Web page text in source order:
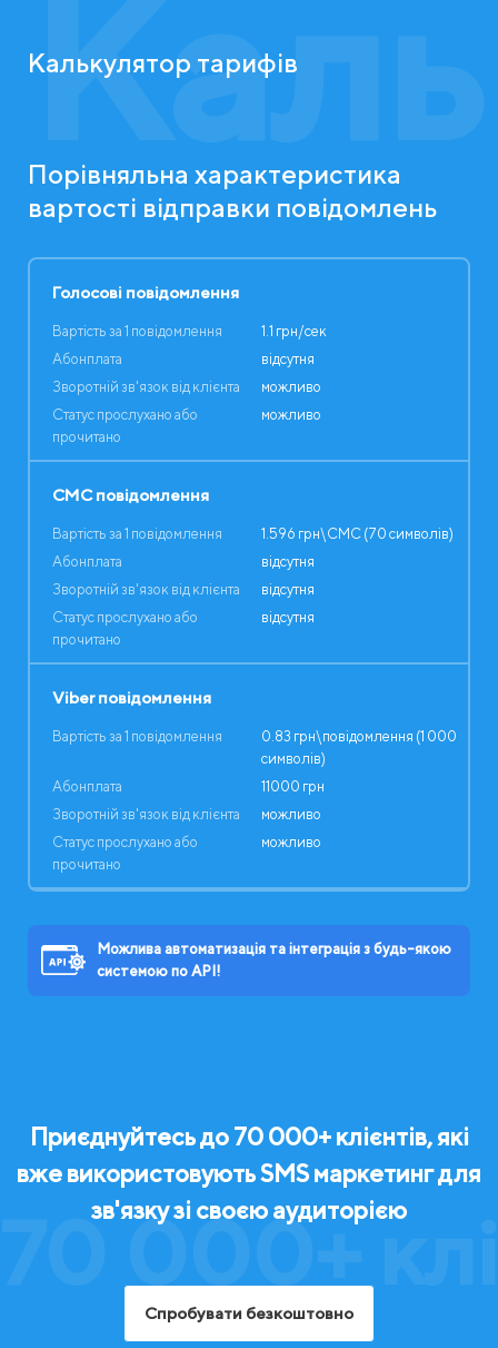
Калькулятор тарифів
Порівняльна характеристика
вартості відправки повідомлень
Голосові повідомлення
Вартість за 1 повідомлення
1.1 грн/сек
Абонплата
відсутня
Зворотній зв'язок від клієнта
можливо
Статус прослухано або
прочитано
можливо
СМС повідомлення
Вартість за 1 повідомлення
1.596 грн\СМС (70 символів)
Абонплата
відсутня
Зворотній зв'язок від клієнта
відсутня
Статус прослухано або
прочитано
відсутня
Viber повідомлення
Вартість за 1 повідомлення
0.83 грн\повідомлення (1 000
символів)
Абонплата
11000 грн
Зворотній зв'язок від клієнта
можливо
Статус прослухано або
прочитано
можливо
Можлива автоматизація та інтеграція з будь-якою
системою по API!
70 000+
Приєднуйтесь до 70 000+ клієнтів, які
вже використовують SMS маркетинг для
зв'язку зі своєю аудиторією
Спробувати безкоштовно